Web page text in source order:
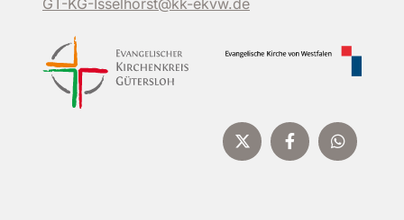
GT-KG-Isselhorst@kk-ekvw.de